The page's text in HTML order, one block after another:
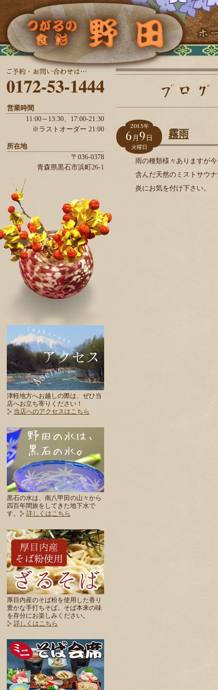
営業時間
11:00～13:30、 17:00-21:30
※ラストオーダー 21:00
所在地
〒036-0378
青森県黒石市浜町26-1
津軽地方へお越しの際は、ぜひ当
店へお立ち寄りください！
当店へのアクセスはこちら
黒石の水は、南八甲田の山々から
四百年間旅をしてきた地下水で
す。
詳しくはこちら
厚目内産のそば粉を使用した香り
豊かな手打ちそば。そば本来の味
を存分にお楽しみください。
詳しくはこちら
2015年
6 月 9 日
火曜日
霧雨
雨の種類様々ありますが
含んだ天然のミストサウ
炎にお気を付け下さい。